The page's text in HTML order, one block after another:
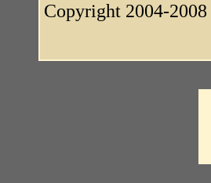
Copyright 2004-2008